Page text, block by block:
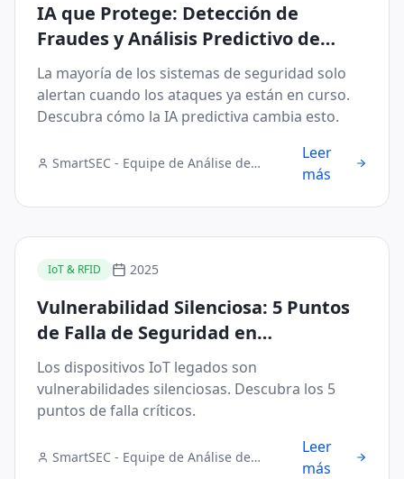
IA que Protege: Detección de
Fraudes y Análisis Predictivo de
Riesgo con 99% de Precisión
La mayoría de los sistemas de seguridad solo
alertan cuando los ataques ya están en curso.
Descubra cómo la IA predictiva cambia esto.
SmartSEC - Equipe de Análise de
Leer
más
IoT & RFID 2025
Vulnerabilidad Silenciosa: 5 Puntos
de Falla de Seguridad en
Dispositivos IoT Legados
Los dispositivos IoT legados son
vulnerabilidades silenciosas. Descubra los 5
puntos de falla críticos.
SmartSEC - Equipe de Análise de
Leer
más